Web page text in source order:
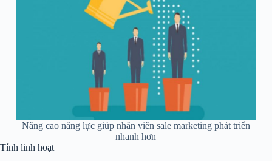
Nâng cao năng lực giúp nhân viên sale marketing phát triển
nhanh hơn
Tính linh hoạt